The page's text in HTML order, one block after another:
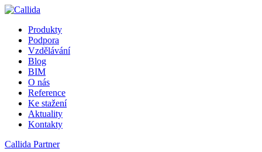
Produkty
Podpora
Vzdělávání
Blog
BIM
O nás
Reference
Ke stažení
Aktuality
Kontakty
Callida Partner